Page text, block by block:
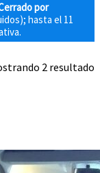
por
hasta el 11
2 resultado